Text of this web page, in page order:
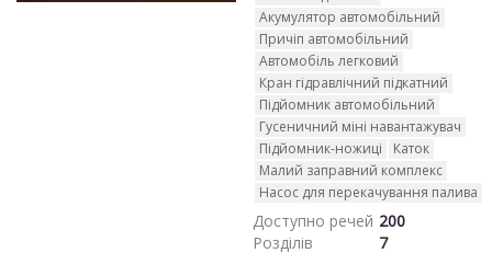
Акумулятор автомобільний
Причіп автомобільний
Автомобіль легковий
Кран гідравлічний підкатний
Підйомник автомобільний
Гусеничний міні навантажувач
Підйомник-ножиці
Каток
Малий заправний комплекс
Насос для перекачування палива
Доступно речей 200
Розділів
7